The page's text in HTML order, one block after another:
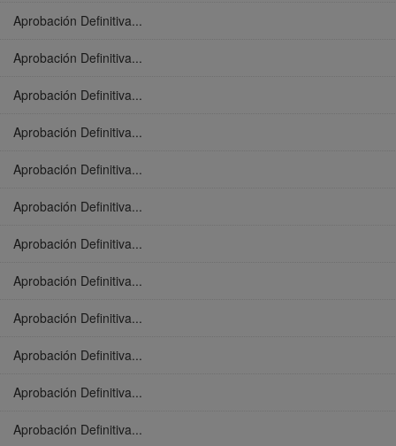
Aprobación Definitiva...
Aprobación Definitiva...
Aprobación Definitiva...
Aprobación Definitiva...
Aprobación Definitiva...
Aprobación Definitiva...
Aprobación Definitiva...
Aprobación Definitiva...
Aprobación Definitiva...
Aprobación Definitiva...
Aprobación Definitiva...
Aprobación Definitiva...